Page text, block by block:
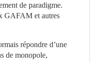
de paradigme.
GAFAM et autres
répondre d’une
de monopole,